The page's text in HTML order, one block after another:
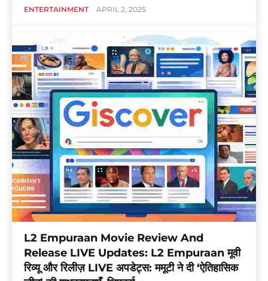
ENTERTAINMENT APRIL 2, 2025
L2 Empuraan Movie Review And
Release LIVE Updates: L2 Empuraan मूवी
रिव्यू और रिलीज़ LIVE अपडेट्स: ममूटी ने दी ‘ऐतिहासिक